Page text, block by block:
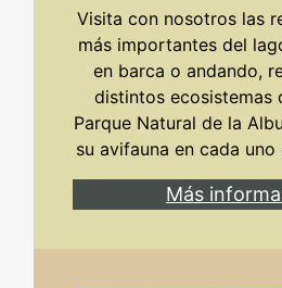
Visita con nosotros las
más importantes del
en barca o andando,
distintos ecosistemas
Parque Natural de la
su avifauna en cada
Más